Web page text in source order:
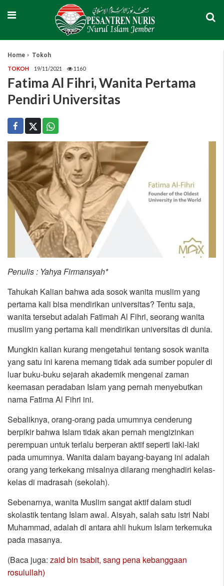
Home Tokoh
TOKOH 19/11/2021 1160
Fatima Al Fihri, Wanita Pertama
Pendiri Universitas
Penulis : Yahya Firmansyah*
Tahukah Kalian bahwa ada sosok wanita muslim yang
pertama kali bisa mendirikan universitas? Tentu saja,
wanita tersebut adalah Fatimah Al Fihri, seorang wanita
muslim yang pertama kali mendirikan universitas di dunia.
Mungkin kalian kurang mengetahui tentang sosok wanita
yang satu ini karena memang tidak ada sumber populer di
luar buku-buku sejarah akademik mengenai zaman
keemasan peradaban Islam yang pernah menyebutkan
nama Fatima Al Fihri ini.
Sebaliknya, orang-orang pada umumnya cenderung
berpikir bahwa Islam tidak akan pernah mengizinkan
perempuan untuk terlalu berperan aktif seperti laki-laki
pada umumnya. Wanita dalam bayang-bayang ini adalah
orang yang terkekang misalnya dilarang menghadiri kelas-
kelas di madrasah (sekolah).
Sebenarnya, wanita Muslim sangat aktif dalam studi
skolastik tentang Islam awal. Aisyah, salah satu istri Nabi
Muhammad, adalah di antara ahli hukum Islam terkemuka
pada masanya.
(Baca juga: zaid bin tsabit, sang pena kebanggaan
rosulullah)